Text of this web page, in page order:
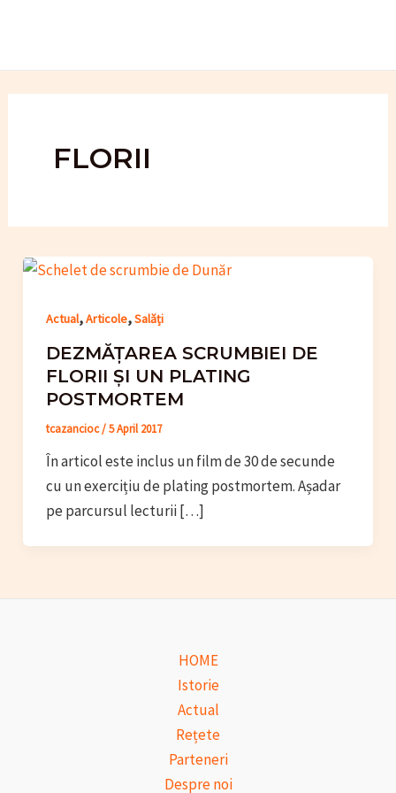
FLORII
Actual,Articole,Salăți
DEZMĂȚAREA SCRUMBIEI DE
FLORII ȘI UN PLATING
POSTMORTEM
tcazancioc/5 April 2017
În articol este inclus un film de 30 de secunde
cu un exercițiu de plating postmortem. Așadar
pe parcursul lecturii […]
HOME
Istorie
Actual
Rețete
Parteneri
Despre noi